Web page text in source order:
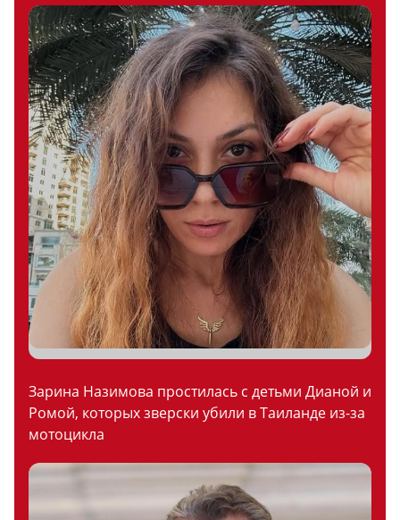
Зарина Назимова простилась с детьми Дианой и
Ромой, которых зверски убили в Таиланде из-за
мотоцикла